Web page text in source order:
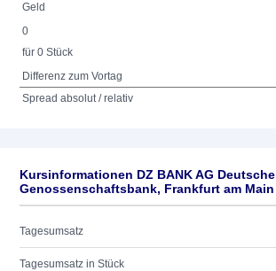
Geld
0
für 0 Stück
Differenz zum Vortag
Spread absolut / relativ
Kursinformationen DZ BANK AG
Genossenschaftsbank, Frankfurt am Main
Tagesumsatz
Tagesumsatz in Stück